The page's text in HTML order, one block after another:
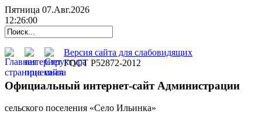
Пятница 07.Авг.2026
12:26:01
Версия сайта для слабовидящих
ГОСТ Р52872-2012
Официальный интернет-сайт Администрации
cельского поселения «Село Ильинка»